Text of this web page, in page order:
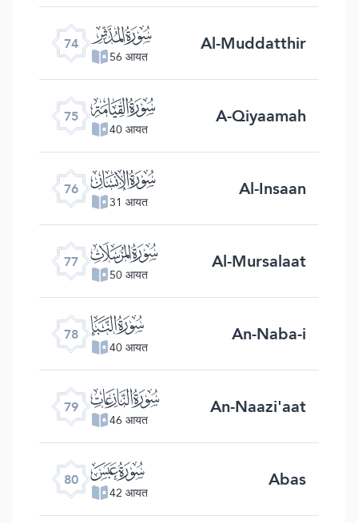
74 ﯷ
56 आयत Al-Muddatthir
75 ﯸ
40 आयत A-Qiyaamah
76 ﯹ
31 आयत Al-Insaan
77 ﯺ
50 आयत Al-Mursalaat
78 ﯻ
40 आयत An-Naba-i
79 ﯼ
46 आयत An-Naazi'aat
80 ﯽ
42 आयत Abas